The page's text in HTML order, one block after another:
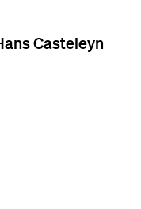
Casteleyn